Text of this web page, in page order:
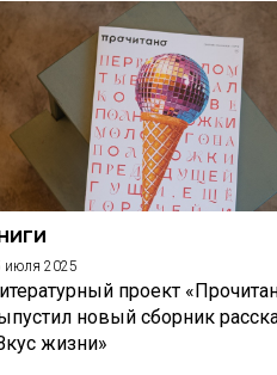
июля 2025
проект
новый сборник
жизни»